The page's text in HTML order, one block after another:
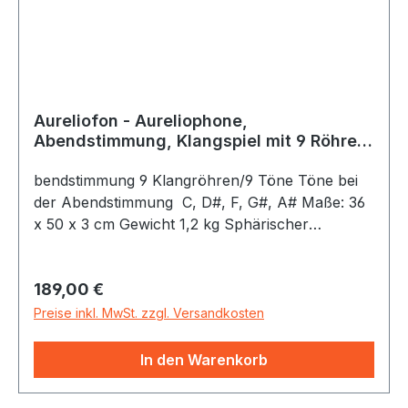
Aureliofon - Aureliophone,
Abendstimmung, Klangspiel mit 9 Röhren,
bendstimmung 9 Klangröhren/9 Töne Töne bei
der Abendstimmung C, D#, F, G#, A# Maße: 36
x 50 x 3 cm Gewicht 1,2 kg Sphärischer
geschwenkt werden. Dieses bahnbrechende
Musikinstrument ist auf Grundton C (bei A=432
obertonreinen Tonfolgen gestimmt (gemäß der
22 Shrutis des klassisch indischen Systems). Die
4 Stimmungen der Aureliofone basieren auf
Regulärer Preis:
189,00 €
Preise inkl. MwSt. zzgl. Versandkosten
In den Warenkorb